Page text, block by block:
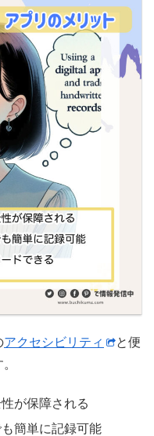
アクセシビリティ
と便
が保障される
簡単に記録可能